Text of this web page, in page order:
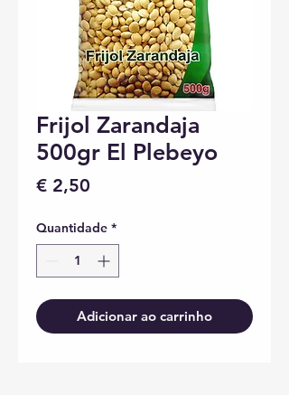
Frijol Zarandaja
500gr El Plebeyo
€ 2,50
Quantidade *
Adicionar ao carrinho